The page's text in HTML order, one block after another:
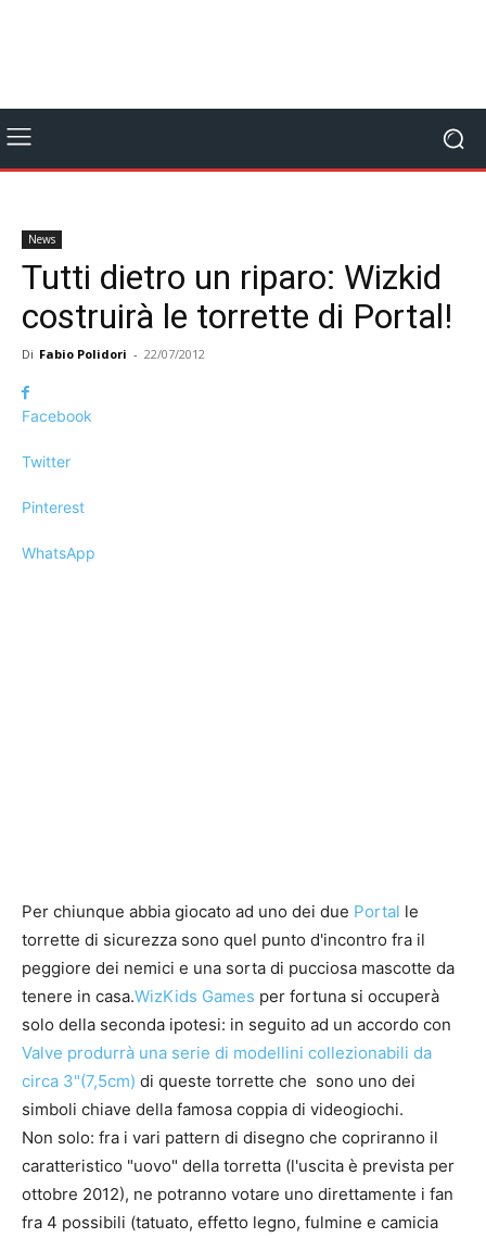
News
Tutti dietro un riparo: Wizkid
costruirà le torrette di Portal!
Di Fabio Polidori - 22/07/2012
Facebook
Twitter
Pinterest
WhatsApp
Per chiunque abbia giocato ad uno dei due Portal le
torrette di sicurezza sono quel punto d'incontro fra il
peggiore dei nemici e una sorta di pucciosa mascotte da
tenere in casa.WizKids Games per fortuna si occuperà
solo della seconda ipotesi: in seguito ad un accordo con
Valve produrrà una serie di modellini collezionabili da
circa 3"(7,5cm) di queste torrette che sono uno dei
simboli chiave della famosa coppia di videogiochi.
Non solo: fra i vari pattern di disegno che copriranno il
caratteristico "uovo" della torretta (l'uscita è prevista per
ottobre 2012), ne potranno votare uno direttamente i fan
fra 4 possibili (tatuato, effetto legno, fulmine e camicia